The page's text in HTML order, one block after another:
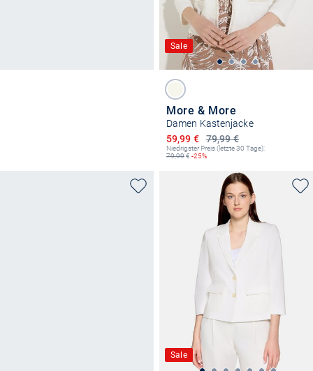
Sale
More & More
Damen Kastenjacke
79,99 €
Ermäßigter Preis
59,99 €
Niedrigster Preis (letzte 30 Tage):
79,99€ -25%
Sale